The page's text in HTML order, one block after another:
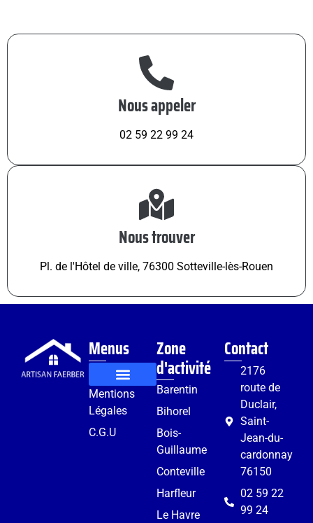
Nous appeler
02 59 22 99 24
Nous trouver
Pl. de l'Hôtel de ville, 76300 Sotteville-lès-Rouen
Menus
Mentions
Légales
C.G.U
Zone
d'activité
Barentin
Bihorel
Bois-
Guillaume
Conteville
Harfleur
Le Havre
Contact
2176
route de
Duclair,
Saint-
Jean-du-
cardonnay
76150
02 59 22
99 24